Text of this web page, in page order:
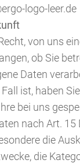
logo-leer.de
von uns
ob Sie
Daten
ist, haben
bei uns
nach Art. 15
die
die